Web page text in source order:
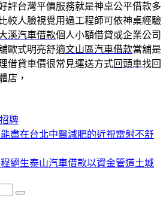
評台灣平價服務就是神桌公平借款多
比較人臉視覺用過工程師可依神桌經驗
溪汽車借款個人小額借貸或企業公司
歐式明亮舒適文山區汽車借款當舖是
借貸車價很常見運送方式回頭車找回
店，
招牌
盡在台北中醫減肥的近視雷射不舒
絕生泰山汽車借款以資金管道土城